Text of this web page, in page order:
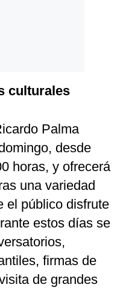
culturales
Palma
desde
horas, y ofrecerá
una variedad
el público disfrute
estos días se
firmas de
de grandes